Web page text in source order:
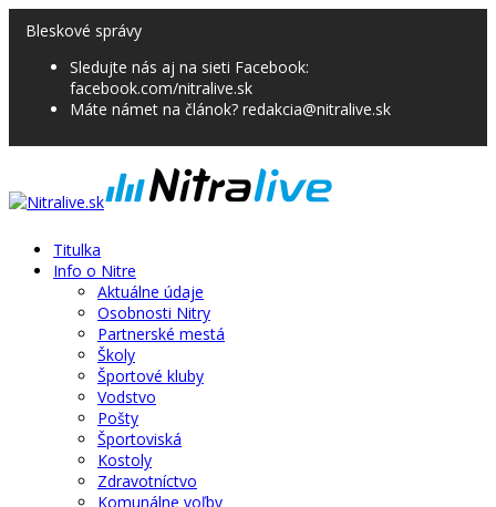
Bleskové správy
Sledujte nás aj na sieti Facebook:
facebook.com/nitralive.sk
Máte námet na článok? redakcia@nitralive.sk
Titulka
Info o Nitre
Aktuálne údaje
Osobnosti Nitry
Partnerské mestá
Školy
Športové kluby
Vodstvo
Pošty
Športoviská
Kostoly
Zdravotníctvo
Komunálne voľby